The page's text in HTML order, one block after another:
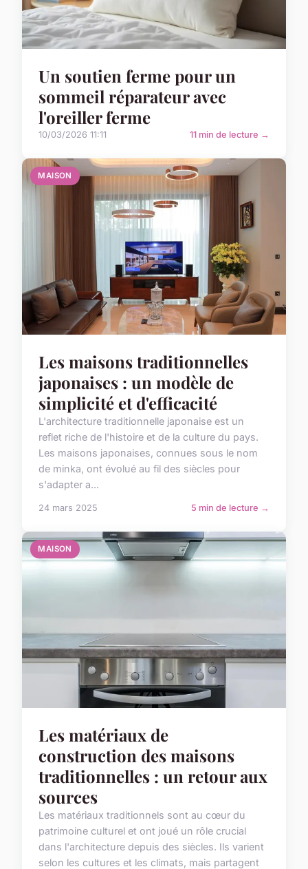
Un soutien ferme pour un
sommeil réparateur avec
l'oreiller ferme
10/03/2026 11:11 11 min de lecture →
MAISON
Les maisons traditionnelles
japonaises : un modèle de
simplicité et d'efficacité
L'architecture traditionnelle japonaise est un
reflet riche de l'histoire et de la culture du pays.
Les maisons japonaises, connues sous le nom
de minka, ont évolué au fil des siècles pour
s'adapter a...
24 mars 2025 5 min de lecture →
MAISON
Les matériaux de
construction des maisons
traditionnelles : un retour aux
sources
Les matériaux traditionnels sont au cœur du
patrimoine culturel et ont joué un rôle crucial
dans l'architecture depuis des siècles. Ils varient
selon les cultures et les climats, mais partagent